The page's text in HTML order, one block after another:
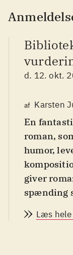
d. 12. okt.
af Karsten
En
roman,
humor,
giver
spænding
Leo
Læs